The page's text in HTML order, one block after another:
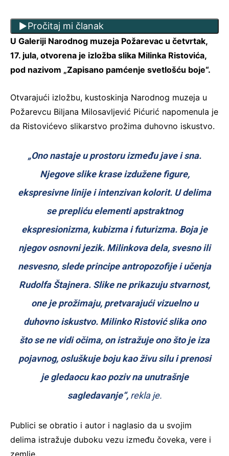
Pročitaj mi članak
U Galeriji Narodnog muzeja Požarevac u četvrtak,
17. jula, otvorena je izložba slika Milinka Ristovića,
pod nazivom „Zapisano pamćenje svetlošću boje“.
Otvarajući izložbu, kustoskinja Narodnog muzeja u
Požarevcu Biljana Milosavljević Pićurić napomenula je
da Ristovićevo slikarstvo prožima duhovno iskustvo.
„Ono nastaje u prostoru između jave i sna.
Njegove slike krase izdužene figure,
ekspresivne linije i intenzivan kolorit. U delima
se prepliću elementi apstraktnog
ekspresionizma, kubizma i futurizma. Boja je
njegov osnovni jezik. Milinkova dela, svesno ili
nesvesno, slede principe antropozofije i učenja
Rudolfa Štajnera. Slike ne prikazuju stvarnost,
one je prožimaju, pretvarajući vizuelno u
duhovno iskustvo. Milinko Ristović slika ono
što se ne vidi očima, on istražuje ono što je iza
pojavnog, osluškuje boju kao živu silu i prenosi
je gledaocu kao poziv na unutrašnje
sagledavanje“,rekla je.
Publici se obratio i autor i naglasio da u svojim
delima istražuje duboku vezu između čoveka, vere i
zemlje.